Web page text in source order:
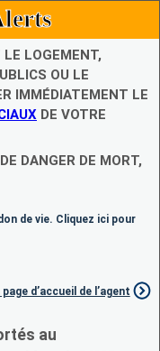
LE LOGEMENT,
OU LE
IMMÉDIATEMENT LE
DE VOTRE
DANGER DE MORT,
de vie. Cliquez ici pour
d’accueil de l’agent
au